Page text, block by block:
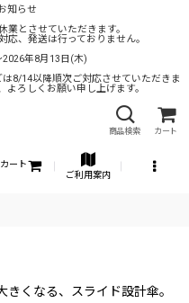
知らせ
とさせていただきます。
応、発送は行っておりません。
年8月13日(木)
8/14以降順次ご対応させていただきま
ろしくお願い申し上げます。
商品検索 カート
カート
ご利用案内
くなる、スライド設計傘。